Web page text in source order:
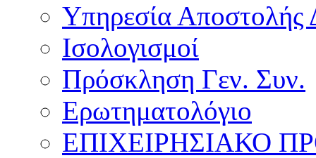
Υπηρεσία Αποστολής
Ισολογισμοί
Πρόσκληση Γεν. Συν.
Ερωτηματολόγιο
ΕΠΙΧΕΙΡΗΣΙΑΚΟ